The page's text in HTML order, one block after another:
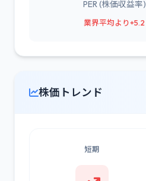
PER (株価収益率)
業界平均より+5.2
株価トレンド
短期